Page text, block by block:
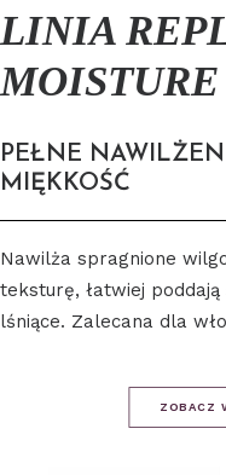
LINIA
MOISTURE
PEŁNE
MIĘKKOŚĆ
Nawilża spragnione
teksturę, łatwiej
lśniące. Zalecana dla
ZOBACZ